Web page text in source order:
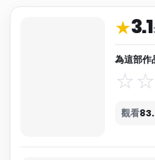
★3.1
為這部作
觀看
作品資料與分